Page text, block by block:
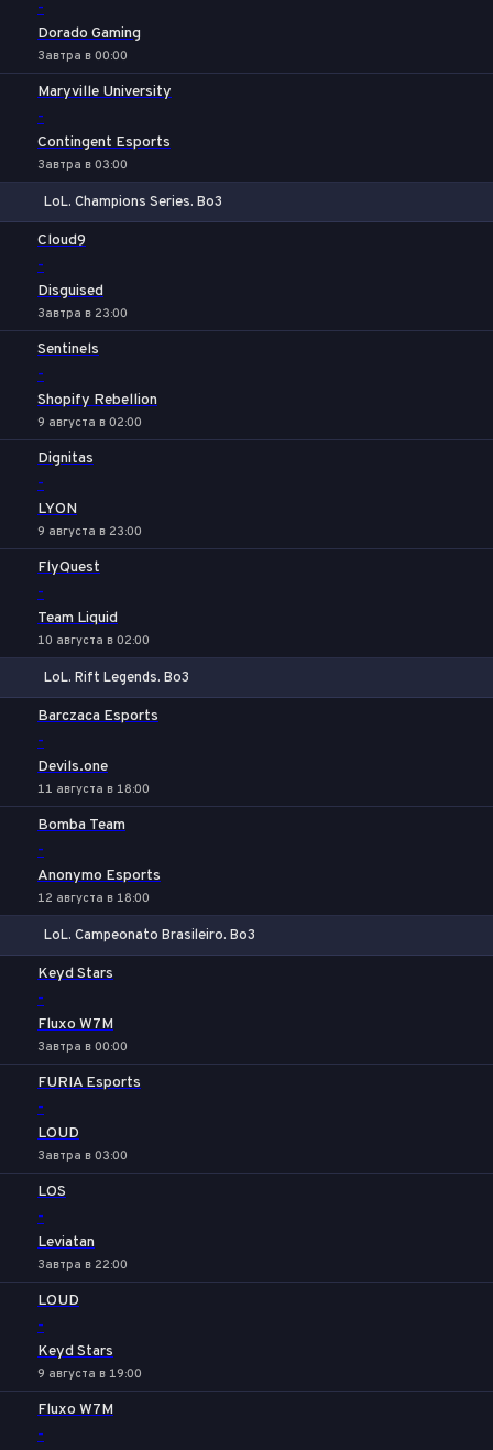
-
Dorado Gaming
Завтра в 00:00
Maryville University
-
Contingent Esports
Завтра в 03:00
LoL. Champions Series. Bo3
Cloud9
-
Disguised
Завтра в 23:00
Sentinels
-
Shopify Rebellion
9 августа в 02:00
Dignitas
-
LYON
9 августа в 23:00
FlyQuest
-
Team Liquid
10 августа в 02:00
LoL. Rift Legends. Bo3
Barczaca Esports
-
Devils.one
11 августа в 18:00
Bomba Team
-
Anonymo Esports
12 августа в 18:00
LoL. Campeonato Brasileiro. Bo3
Keyd Stars
-
Fluxo W7M
Завтра в 00:00
FURIA Esports
-
LOUD
Завтра в 03:00
LOS
-
Leviatan
Завтра в 22:00
LOUD
-
Keyd Stars
9 августа в 19:00
Fluxo W7M
-